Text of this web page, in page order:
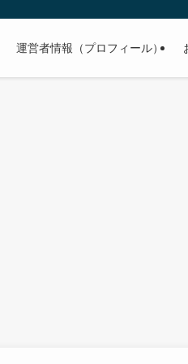
運営者情報（プロフィール）